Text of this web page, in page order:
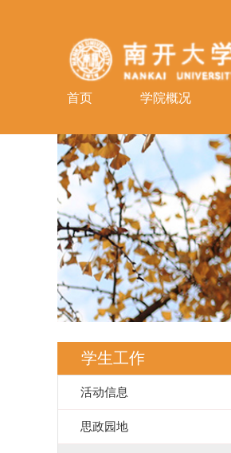
首页 学院概况
学生工作
活动信息
思政园地